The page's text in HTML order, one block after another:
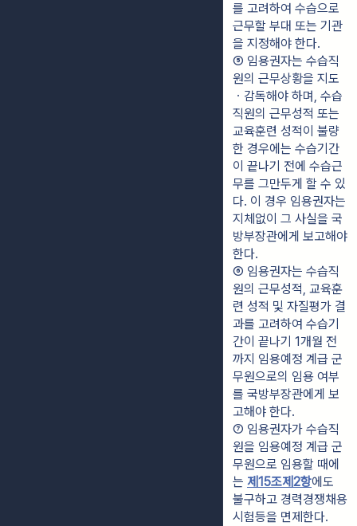
를 고려하여 수습으로
근무할 부대 또는 기관
을 지정해야 한다.
⑤ 임용권자는 수습직
원의 근무상황을 지도
ㆍ감독해야 하며, 수습
직원의 근무성적 또는
교육훈련 성적이 불량
한 경우에는 수습기간
이 끝나기 전에 수습근
무를 그만두게 할 수 있
다. 이 경우 임용권자는
지체없이 그 사실을 국
방부장관에게 보고해야
한다.
⑥ 임용권자는 수습직
원의 근무성적, 교육훈
련 성적 및 자질평가 결
과를 고려하여 수습기
간이 끝나기 1개월 전
까지 임용예정 계급 군
무원으로의 임용 여부
를 국방부장관에게 보
고해야 한다.
⑦ 임용권자가 수습직
원을 임용예정 계급 군
무원으로 임용할 때에
는 제15조제2항에도
불구하고 경력경쟁채용
시험등을 면제한다.